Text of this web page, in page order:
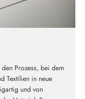
Prozess, bei dem
Textilien in neue
und von